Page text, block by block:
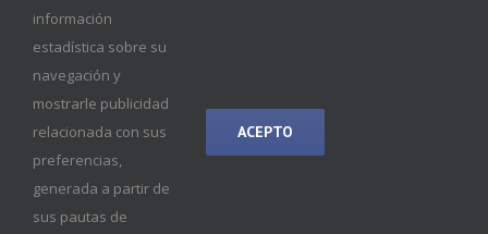
© Copyright 2019 - Política de Privacidad
Diseño Web: Informàtica CRC
información
estadística sobre su
navegación y
mostrarle publicidad
relacionada con sus
preferencias,
generada a partir de
sus pautas de
ACEPTO